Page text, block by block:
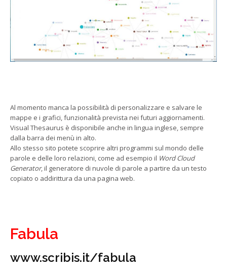
Al momento manca la possibilità di personalizzare e salvare le
mappe e i grafici, funzionalità prevista nei futuri aggiornamenti.
Visual Thesaurus è disponibile anche in lingua inglese, sempre
dalla barra dei menù in alto.
Allo stesso sito potete scoprire altri programmi sul mondo delle
parole e delle loro relazioni, come ad esempio il Word Cloud
Generator, il generatore di nuvole di parole a partire da un testo
copiato o addirittura da una pagina web.
Fabula
www.scribis.it/fabula